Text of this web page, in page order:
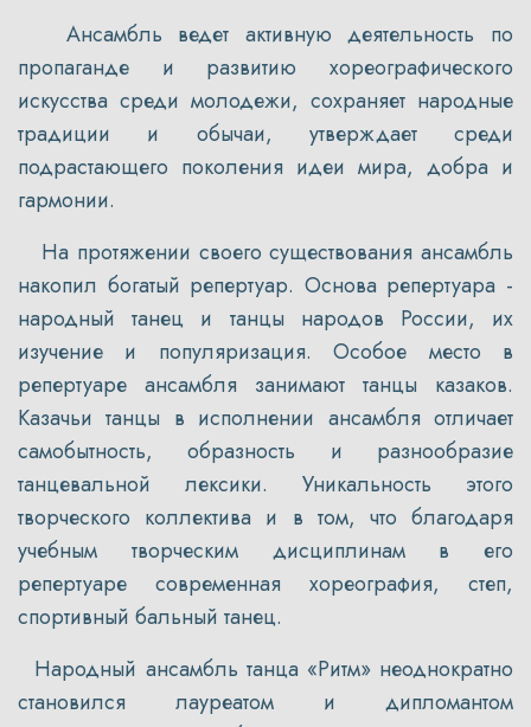
Ансамбль ведет активную деятельность по
пропаганде и развитию хореографического
искусства среди молодежи, сохраняет народные
традиции и обычаи, утверждает среди
подрастающего поколения идеи мира, добра и
гармонии.
На протяжении своего существования ансамбль
накопил богатый репертуар. Основа репертуара -
народный танец и танцы народов России, их
изучение и популяризация. Особое место в
репертуаре ансамбля занимают танцы казаков.
Казачьи танцы в исполнении ансамбля отличает
самобытность, образность и разнообразие
танцевальной лексики. Уникальность этого
творческого коллектива и в том, что благодаря
учебным творческим дисциплинам в его
репертуаре современная хореография, степ,
спортивный бальный танец.
Народный ансамбль танца «Ритм» неоднократно
становился лауреатом и дипломантом